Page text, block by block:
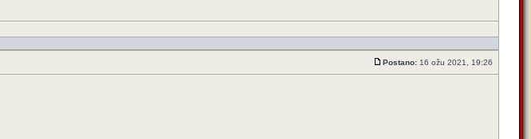
Postano: 16 ožu 2021, 19:26